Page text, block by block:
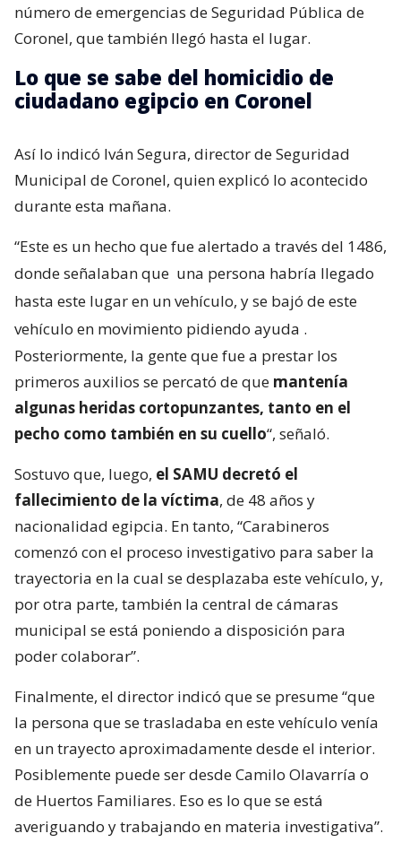
número de emergencias de Seguridad Pública de
Coronel, que también llegó hasta el lugar.
Lo que se sabe del homicidio de
ciudadano egipcio en Coronel
Así lo indicó Iván Segura, director de Seguridad
Municipal de Coronel, quien explicó lo acontecido
durante esta mañana.
“Este es un hecho que fue alertado a través del 1486,
donde señalaban que una persona habría llegado
hasta este lugar en un vehículo, y se bajó de este
vehículo en movimiento pidiendo ayuda .
Posteriormente, la gente que fue a prestar los
primeros auxilios se percató de que mantenía
algunas heridas cortopunzantes, tanto en el
pecho como también en su cuello“, señaló.
Sostuvo que, luego, el SAMU decretó el
fallecimiento de la víctima, de 48 años y
nacionalidad egipcia. En tanto, “Carabineros
comenzó con el proceso investigativo para saber la
trayectoria en la cual se desplazaba este vehículo, y,
por otra parte, también la central de cámaras
municipal se está poniendo a disposición para
poder colaborar”.
Finalmente, el director indicó que se presume “que
la persona que se trasladaba en este vehículo venía
en un trayecto aproximadamente desde el interior.
Posiblemente puede ser desde Camilo Olavarría o
de Huertos Familiares. Eso es lo que se está
averiguando y trabajando en materia investigativa”.